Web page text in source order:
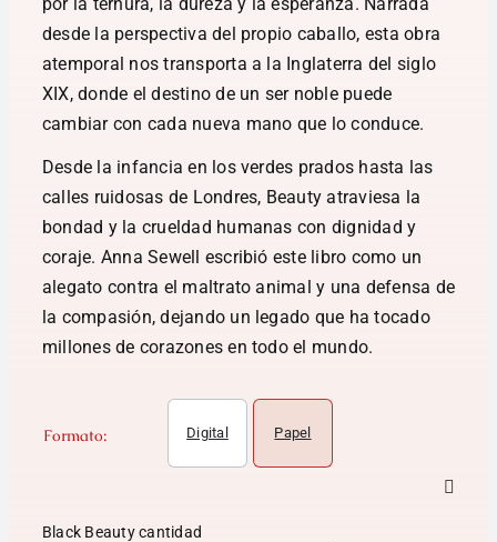
por la ternura, la dureza y la esperanza. Narrada
desde la perspectiva del propio caballo, esta obra
atemporal nos transporta a la Inglaterra del siglo
XIX, donde el destino de un ser noble puede
cambiar con cada nueva mano que lo conduce.
Desde la infancia en los verdes prados hasta las
calles ruidosas de Londres, Beauty atraviesa la
bondad y la crueldad humanas con dignidad y
coraje. Anna Sewell escribió este libro como un
alegato contra el maltrato animal y una defensa de
la compasión, dejando un legado que ha tocado
millones de corazones en todo el mundo.
Formato: Digital Papel
Black Beauty cantidad